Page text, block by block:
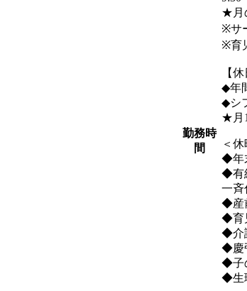
勤務時
間
★月
※サ
※育
【
◆年
◆シ
★月
＜
◆年
◆有
一斉
◆産
◆育
◆介
◆慶
◆子
◆生